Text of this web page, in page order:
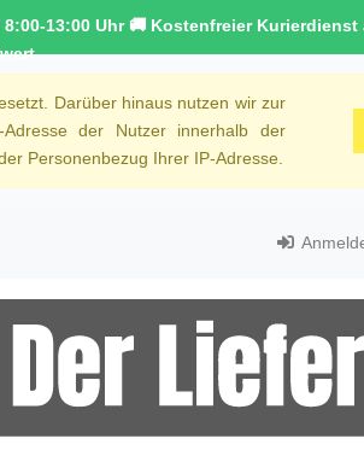
13:00 Uhr 🚚 Kostenfreier
Darüber hinaus nutzen wir zur
der Nutzer innerhalb der
Personenbezug Ihrer IP-Adresse.